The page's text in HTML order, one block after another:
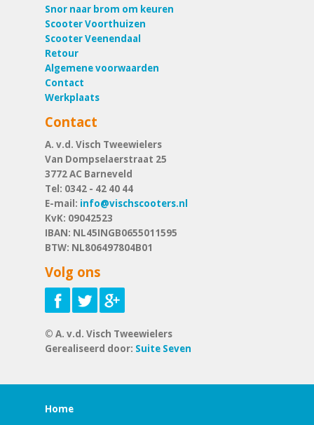
Snor naar brom om keuren
Scooter Voorthuizen
Scooter Veenendaal
Retour
Algemene voorwaarden
Contact
Werkplaats
Contact
A. v.d. Visch Tweewielers
Van Dompselaerstraat 25
3772 AC Barneveld
Tel: 0342 - 42 40 44
E-mail: info@vischscooters.nl
KvK: 09042523
IBAN: NL45INGB0655011595
BTW: NL806497804B01
Volg ons
© A. v.d. Visch Tweewielers
Gerealiseerd door: Suite Seven
Home